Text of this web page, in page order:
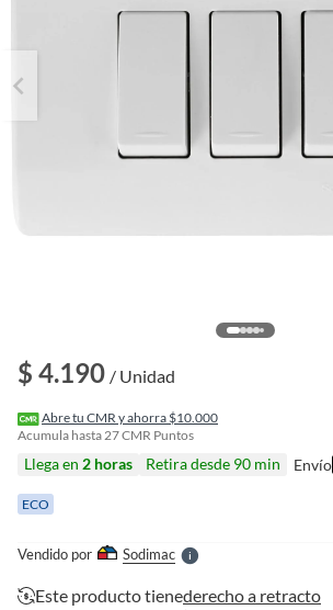
$ 4.190 / Unidad
Abre tu CMR y ahorra $10.000
Acumula hasta27CMR Puntos
Llega en 2 horas Retira desde 90 min Envío
ECO
Vendido por SodimacS
r
n
f
Este producto tienederecho a retracto